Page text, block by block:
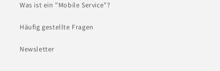
Was ist ein "Mobile Service"?
Häufig gestellte Fragen
Newsletter